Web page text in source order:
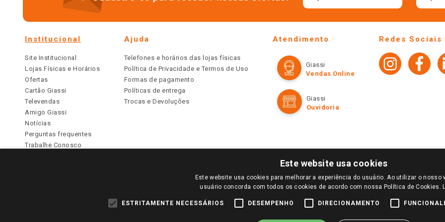
Institucional
Site Institucional
Lojas Físicas e Horários
Ofertas
Cartão Giassi
Televendas
Amigo Giassi
Notícias
Perguntas frequentes
Trabalhe Conosco
Ajuda
Telefones e horários das lojas físicas
Política de Privacidade e Termos de Uso
Formas de pagamento
Políticas de entrega
Trocas e Devoluções
Atendimento
Giassi
Vendas Online
Giassi
Ouvidoria
Redes Sociais
PARA VER OS PREÇOS DA SUA REGIÃO, FAÇA LOGIN E SELECIONE A LOJA DE SUA PREFERÊNCIA. SOMENTE APÓS O LOGIN, OS PREÇOS
TODOS OS PREÇOS E CONDIÇÕES COMERCIAIS DESTE SITE SÃO VÁLIDOS APENAS PARA COMPRAS REALIZADAS NO GIASSI.COM.BR E NA LOJA
DE BUSCAS.
Este website usa cookies
Este website usa cookies para melhorar a experiência do usuário. Ao utilizar o nosso
usuário concorda com todos os cookies de acordo com nossa Política de Cookies.
ESTRITAMENTE NECESSÁRIOS DESEMPENHO DIRECIONAMENTO